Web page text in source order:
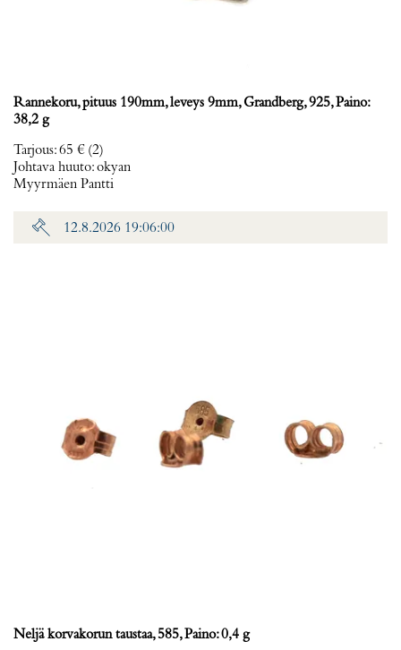
Rannekoru, pituus 190mm, leveys 9mm, Grandberg, 925, Paino:
38,2 g
Tarjous:65 € (2)
Johtava huuto:okyan
Myyrmäen Pantti
12.8.2026 19:06:00
Neljä korvakorun taustaa, 585, Paino: 0,4 g